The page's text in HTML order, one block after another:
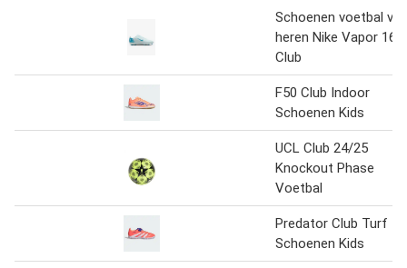
Schoenen voetbal
heren Nike Vapor 16
Club
F50 Club Indoor
Schoenen Kids
UCL Club 24/25
Knockout Phase
Voetbal
Predator Club Turf
Schoenen Kids